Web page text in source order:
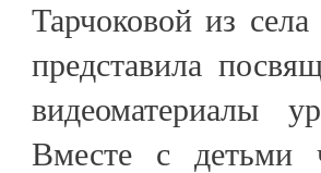
Тарчоковой из
представила
видеоматериалы
Вместе с детьми